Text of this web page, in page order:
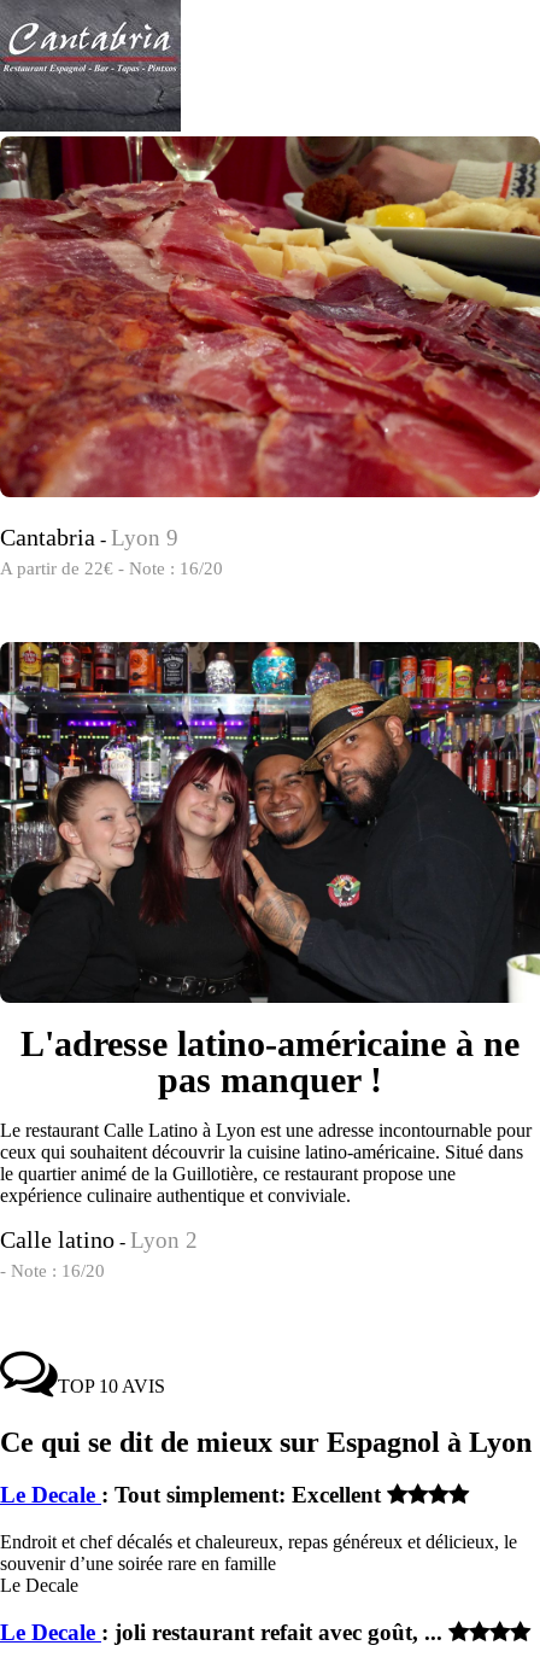
Cantabria - Lyon 9
A partir de 22€ - Note : 16/20
L'adresse latino-américaine à ne
pas manquer !
Le restaurant Calle Latino à Lyon est une adresse incontournable pour
ceux qui souhaitent découvrir la cuisine latino-américaine. Situé dans
le quartier animé de la Guillotière, ce restaurant propose une
expérience culinaire authentique et conviviale.
Calle latino - Lyon 2
- Note : 16/20
TOP 10 AVIS
Ce qui se dit de mieux sur Espagnol à Lyon
Le Decale : Tout simplement: Excellent
Endroit et chef décalés et chaleureux, repas généreux et délicieux, le
souvenir d’une soirée rare en famille
Le Decale
Le Decale : joli restaurant refait avec goût, ...